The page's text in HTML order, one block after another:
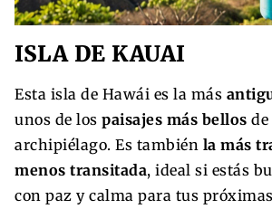
ISLA DE KAUAI
Esta isla de Hawái es la más
unos de los paisajes más bellos
archipiélago. Es también la más
menos transitada, ideal si estás
con paz y calma para tus